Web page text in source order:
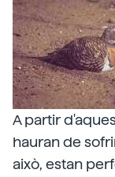
A partir
hauran de
això, estan